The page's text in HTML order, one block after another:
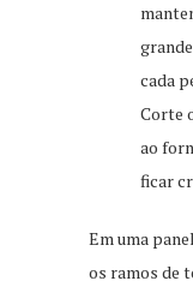
cada
Corte
ao
ficar
Em uma
os ramos de